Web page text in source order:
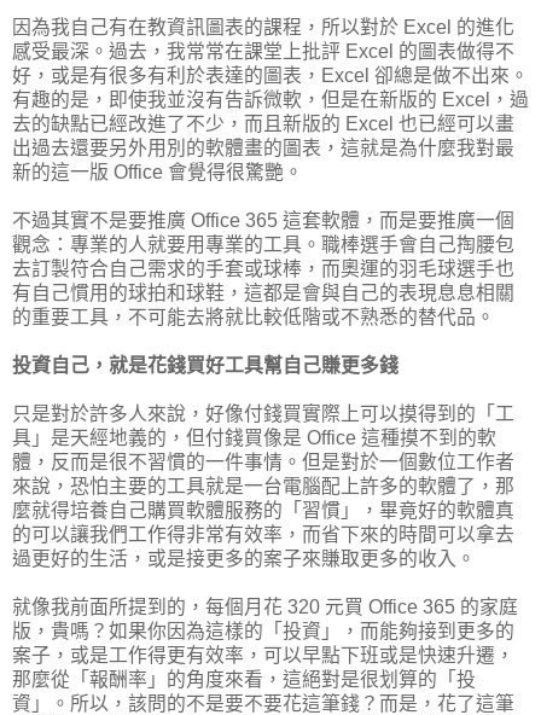
因為我自己有在教資訊圖表的課程，所以對於 Excel 的進化
感受最深。過去，我常常在課堂上批評 Excel 的圖表做得不
好，或是有很多有利於表達的圖表，Excel 卻總是做不出來。
有趣的是，即使我並沒有告訴微軟，但是在新版的 Excel，過
去的缺點已經改進了不少，而且新版的 Excel 也已經可以畫
出過去還要另外用別的軟體畫的圖表，這就是為什麼我對最
新的這一版 Office 會覺得很驚艷。
不過其實不是要推廣 Office 365 這套軟體，而是要推廣一個
觀念：專業的人就要用專業的工具。職棒選手會自己掏腰包
去訂製符合自己需求的手套或球棒，而奧運的羽毛球選手也
有自己慣用的球拍和球鞋，這都是會與自己的表現息息相關
的重要工具，不可能去將就比較低階或不熟悉的替代品。
投資自己，就是花錢買好工具幫自己賺更多錢
只是對於許多人來說，好像付錢買實際上可以摸得到的「工
具」是天經地義的，但付錢買像是 Office 這種摸不到的軟
體，反而是很不習慣的一件事情。但是對於一個數位工作者
來說，恐怕主要的工具就是一台電腦配上許多的軟體了，那
麼就得培養自己購買軟體服務的「習慣」，畢竟好的軟體真
的可以讓我們工作得非常有效率，而省下來的時間可以拿去
過更好的生活，或是接更多的案子來賺取更多的收入。
就像我前面所提到的，每個月花 320 元買 Office 365 的家庭
版，貴嗎？如果你因為這樣的「投資」，而能夠接到更多的
案子，或是工作得更有效率，可以早點下班或是快速升遷，
那麼從「報酬率」的角度來看，這絕對是很划算的「投
資」。所以，該問的不是要不要花這筆錢？而是，花了這筆